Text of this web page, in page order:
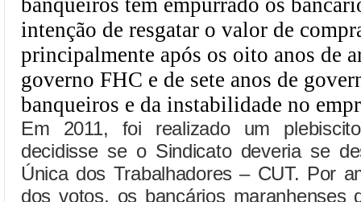
banqueiros tem empurrado os
intenção de resgatar o valor de
principalmente após os oito anos de
governo FHC e de sete anos de
banqueiros e da instabilidade no
Em 2011, foi realizado um
decidisse se o Sindicato deveria se
Única dos Trabalhadores – CUT. Por
dos votos, os bancários maranhenses